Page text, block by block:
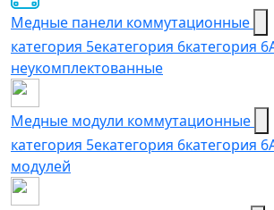
Медные панели коммутационные
категория 5екатегория 6категория
неукомплектованные
Медные модули коммутационные
категория 5екатегория 6категория
модулей